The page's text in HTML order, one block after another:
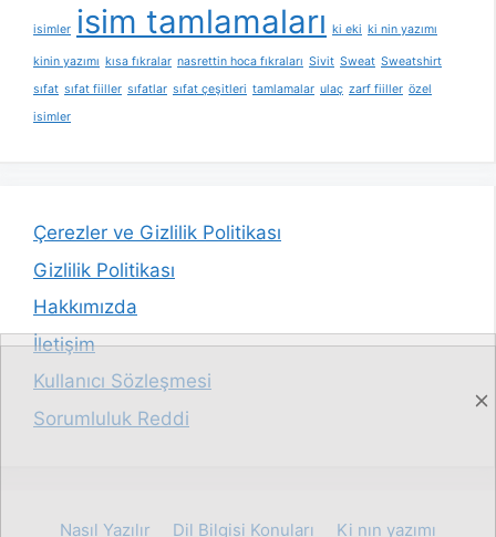
isimler isim tamlamaları ki eki ki nin yazımı
kinin yazımı kısa fıkralar nasrettin hoca fıkraları Sivit Sweat Sweatshirt
sıfat sıfat fiiller sıfatlar sıfat çeşitleri tamlamalar ulaç zarf fiiller özel
isimler
Çerezler ve Gizlilik Politikası
Gizlilik Politikası
Hakkımızda
İletişim
Kullanıcı Sözleşmesi
Sorumluluk Reddi
Nasıl Yazılır Dil Bilgisi Konuları Ki nın yazımı